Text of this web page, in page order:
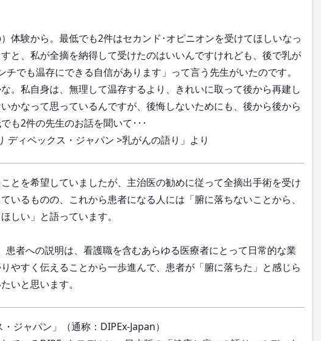
体験から。最低でも2件はセカンド･オピニオンを受けてほしいなっ
と、私が全摘を納得して受けたのはいいんですけれども、後で乳が
でも温存にできる自信があります」って言う先生がいたのです。
。私自身は、無理して温存するより、きれいに取って後から再建し
かなって思っているんですが、後悔しないためにも、後から後から
も2件の先生のお話を聞いて･･･
ィペックス・ジャパン >乳がんの語り」より
とを希望していましたが、主治医の勧めに従って全摘出手術を受け
いるものの、これから患者になる人には「腑に落ちないことから、
しい」と語っています。
者への説明は、看護職を含むあらゆる医療者にとって日常的な業
やすく伝えることから一歩進んで、患者が「腑に落ちた」と感じら
いと思います。
ジャパン」（通称：DIPEx-Japan）